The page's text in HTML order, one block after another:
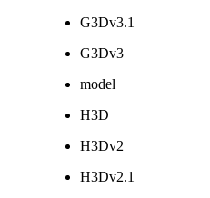
G3Dv3.1
G3Dv3
model
H3D
H3Dv2
H3Dv2.1